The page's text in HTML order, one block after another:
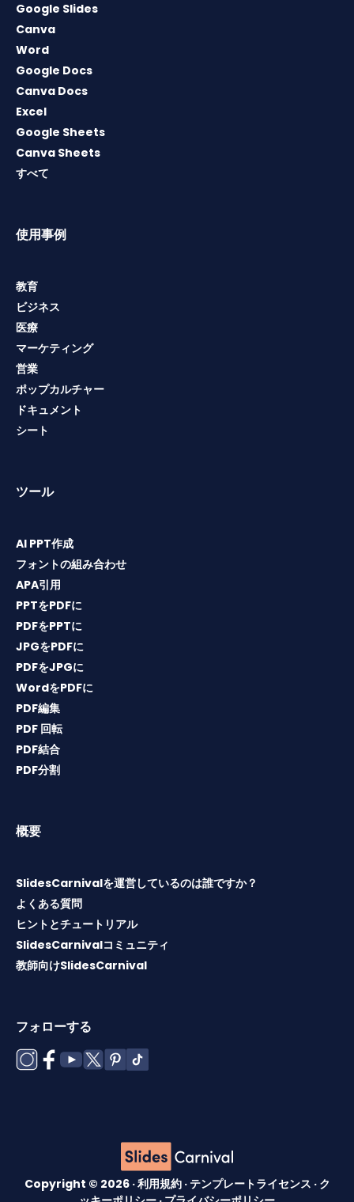
Google Slides
Canva
Word
Google Docs
Canva Docs
Excel
Google Sheets
Canva Sheets
すべて
使用事例
教育
ビジネス
医療
マーケティング
営業
ポップカルチャー
ドキュメント
シート
ツール
AI PPT作成
フォントの組み合わせ
APA引用
PPTをPDFに
PDFをPPTに
JPGをPDFに
PDFをJPGに
WordをPDFに
PDF編集
PDF 回転
PDF結合
PDF分割
概要
SlidesCarnivalを運営しているのは誰ですか？
よくある質問
ヒントとチュートリアル
SlidesCarnivalコミュニティ
教師向けSlidesCarnival
フォローする
Copyright © 2026 ·利用規約 · テンプレートライセンス · ク